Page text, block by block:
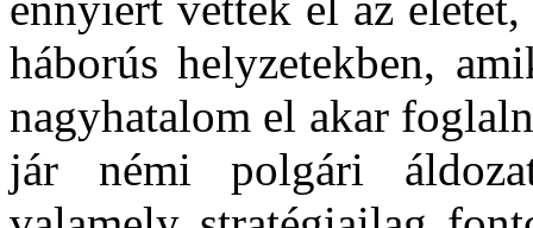
háborús helyzetekben,
nagyhatalom el akar
jár némi polgári